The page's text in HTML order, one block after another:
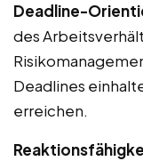
Deadline-
des
Deadlines
erreichen.